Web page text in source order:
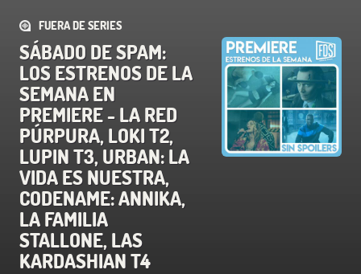
FUERA DE SERIES
SÁBADO DE SPAM:
LOS ESTRENOS DE LA
SEMANA EN
PREMIERE - LA RED
PÚRPURA, LOKI T2,
LUPIN T3, URBAN: LA
VIDA ES NUESTRA,
CODENAME: ANNIKA,
LA FAMILIA
STALLONE, LAS
KARDASHIAN T4